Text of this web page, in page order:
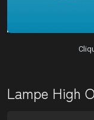
Lampe High